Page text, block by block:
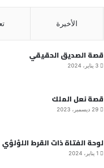
الأخيرة
قصة الصديق الحقيقي
3 يناير، 2024
قصة نعل الملك
29 ديسمبر، 2023
لوحة الفتاة ذات القرط اللؤلؤي
1 يناير، 2024